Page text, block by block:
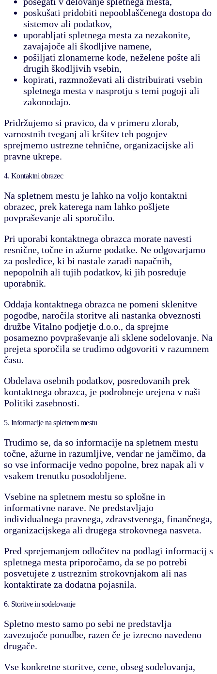
poskušati pridobiti nepooblaščenega dostopa do
sistemov ali podatkov,
uporabljati spletnega mesta za nezakonite,
zavajajoče ali škodljive namene,
pošiljati zlonamerne kode, neželene pošte ali
drugih škodljivih vsebin,
kopirati, razmnoževati ali distribuirati vsebin
spletnega mesta v nasprotju s temi pogoji ali
zakonodajo.
Pridržujemo si pravico, da v primeru zlorab,
varnostnih tveganj ali kršitev teh pogojev
sprejmemo ustrezne tehnične, organizacijske ali
pravne ukrepe.
4. Kontaktni obrazec
Na spletnem mestu je lahko na voljo kontaktni
obrazec, prek katerega nam lahko pošljete
povpraševanje ali sporočilo.
Pri uporabi kontaktnega obrazca morate navesti
resnične, točne in ažurne podatke. Ne odgovarjamo
za posledice, ki bi nastale zaradi napačnih,
nepopolnih ali tujih podatkov, ki jih posreduje
uporabnik.
Oddaja kontaktnega obrazca ne pomeni sklenitve
pogodbe, naročila storitve ali nastanka obveznosti
družbe Vitalno podjetje d.o.o., da sprejme
posamezno povpraševanje ali sklene sodelovanje. Na
prejeta sporočila se trudimo odgovoriti v razumnem
času.
Obdelava osebnih podatkov, posredovanih prek
kontaktnega obrazca, je podrobneje urejena v naši
Politiki zasebnosti.
5. Informacije na spletnem mestu
Trudimo se, da so informacije na spletnem mestu
točne, ažurne in razumljive, vendar ne jamčimo, da
so vse informacije vedno popolne, brez napak ali v
vsakem trenutku posodobljene.
Vsebine na spletnem mestu so splošne in
informativne narave. Ne predstavljajo
individualnega pravnega, zdravstvenega, finančnega,
organizacijskega ali drugega strokovnega nasveta.
Pred sprejemanjem odločitev na podlagi informacij s
spletnega mesta priporočamo, da se po potrebi
posvetujete z ustreznim strokovnjakom ali nas
kontaktirate za dodatna pojasnila.
6. Storitve in sodelovanje
Spletno mesto samo po sebi ne predstavlja
zavezujoče ponudbe, razen če je izrecno navedeno
drugače.
Vse konkretne storitve, cene, obseg sodelovanja,